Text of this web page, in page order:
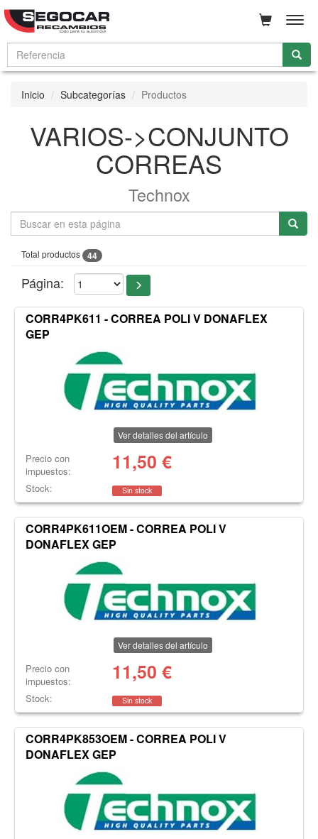
Inicio Subcategorías Productos
VARIOS->CONJUNTO
CORREAS
Technox
Total productos 44
Página:
CORR4PK611 - CORREA POLI V DONAFLEX
GEP
Ver detalles del artículo
Precio con
impuestos:
11,50 €
Stock: Sin stock
CORR4PK611OEM - CORREA POLI V
DONAFLEX GEP
Ver detalles del artículo
Precio con
impuestos:
11,50 €
Stock: Sin stock
CORR4PK853OEM - CORREA POLI V
DONAFLEX GEP